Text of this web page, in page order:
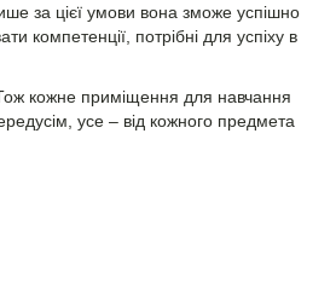
за цієї умови вона зможе успішно
компетенції, потрібні для успіху в
кожне приміщення для навчання
усе – від кожного предмета